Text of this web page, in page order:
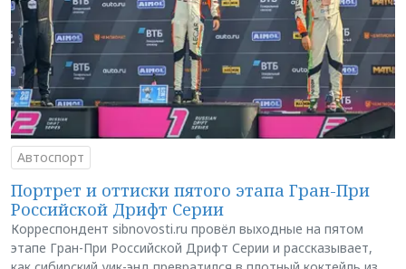
Автоспорт
Портрет и оттиски пятого этапа Гран-При
Российской Дрифт Серии
Корреспондент sibnovosti.ru провёл выходные на пятом
этапе Гран-При Российской Дрифт Серии и рассказывает,